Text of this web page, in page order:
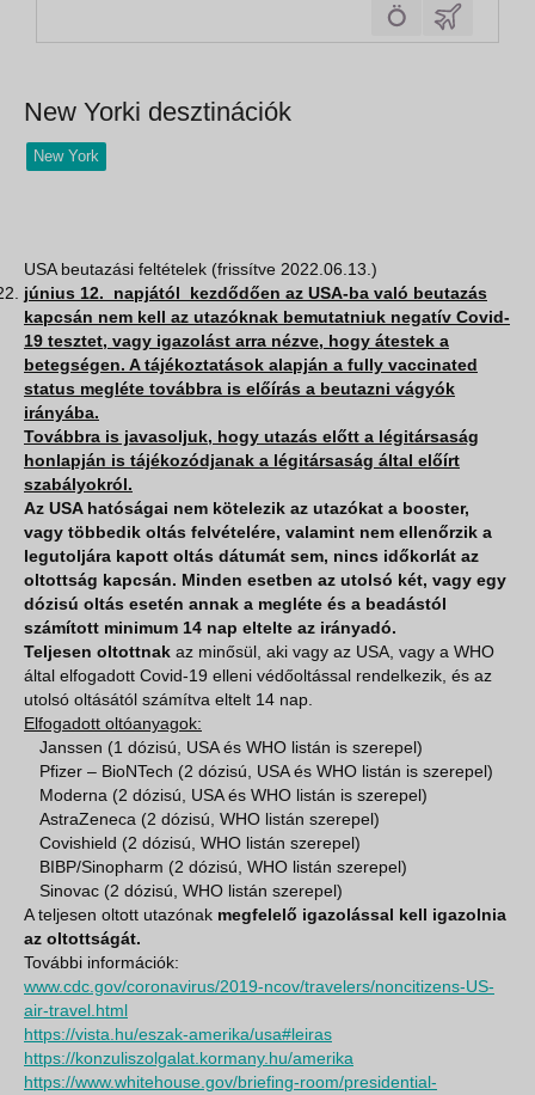
járatoknak köszönhetően gyorsan átszeljük az
óceánt, és máris egy varázslatos világba
New Yorki desztinációk
New York
USA beutazási feltételek (frissítve 2022.06.13.)
június 12. napjától kezdődően az USA-ba való beutazás
kapcsán nem kell az utazóknak bemutatniuk negatív Covid-
19 tesztet, vagy igazolást arra nézve, hogy átestek a
betegségen. A tájékoztatások alapján a fully vaccinated
status megléte továbbra is előírás a beutazni vágyók
irányába.
Továbbra is javasoljuk, hogy utazás előtt a légitársaság
honlapján is tájékozódjanak a légitársaság által előírt
szabályokról.
Az USA hatóságai nem kötelezik az utazókat a booster,
vagy többedik oltás felvételére, valamint nem ellenőrzik a
legutoljára kapott oltás dátumát sem, nincs időkorlát az
oltottság kapcsán. Minden esetben az utolsó két, vagy egy
dózisú oltás esetén annak a megléte és a beadástól
számított minimum 14 nap eltelte az irányadó.
Teljesen oltottnak az minősül, aki vagy az USA, vagy a WHO
által elfogadott Covid-19 elleni védőoltással rendelkezik, és az
utolsó oltásától számítva eltelt 14 nap.
Elfogadott oltóanyagok:
Janssen (1 dózisú, USA és WHO listán is szerepel)
Pfizer – BioNTech (2 dózisú, USA és WHO listán is szerepel)
Moderna (2 dózisú, USA és WHO listán is szerepel)
AstraZeneca (2 dózisú, WHO listán szerepel)
Covishield (2 dózisú, WHO listán szerepel)
BIBP/Sinopharm (2 dózisú, WHO listán szerepel)
Sinovac (2 dózisú, WHO listán szerepel)
A teljesen oltott utazónak megfelelő igazolással kell igazolnia
az oltottságát.
További információk:
www.cdc.gov/coronavirus/2019-ncov/travelers/noncitizens-US-
air-travel.html
https://vista.hu/eszak-amerika/usa#leiras
https://konzuliszolgalat.kormany.hu/amerika
https://www.whitehouse.gov/briefing-room/presidential-